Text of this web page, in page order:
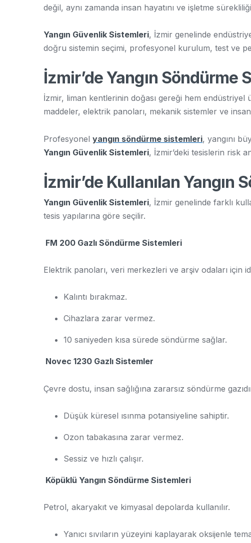
değil, aynı zamanda insan hayatını ve işletme
Yangın Güvenlik Sistemleri, İzmir genelinde
doğru sistemin seçimi, profesyonel kurulum, test ve
İzmir’de Yangın Söndürme
İzmir, liman kentlerinin doğası gereği hem
maddeler, elektrik panoları, mekanik sistemler ve
Profesyonel yangın söndürme sistemleri, yangını
Yangın Güvenlik Sistemleri, İzmir’deki tesislerin risk
İzmir’de Kullanılan
Yangın Güvenlik Sistemleri, İzmir genelinde farklı
tesis yapılarına göre seçilir.
FM 200 Gazlı Söndürme Sistemleri
Elektrik panoları, veri merkezleri ve arşiv odaları için
Kalıntı bırakmaz.
Cihazlara zarar vermez.
10 saniyeden kısa sürede söndürme sağlar.
Novec 1230 Gazlı Sistemler
Çevre dostu, insan sağlığına zararsız söndürme
Düşük küresel ısınma potansiyeline sahiptir.
Ozon tabakasına zarar vermez.
Sessiz ve hızlı çalışır.
Köpüklü Yangın Söndürme Sistemleri
Petrol, akaryakıt ve kimyasal depolarda kullanılır.
Yanıcı sıvıların yüzeyini kaplayarak oksijenle